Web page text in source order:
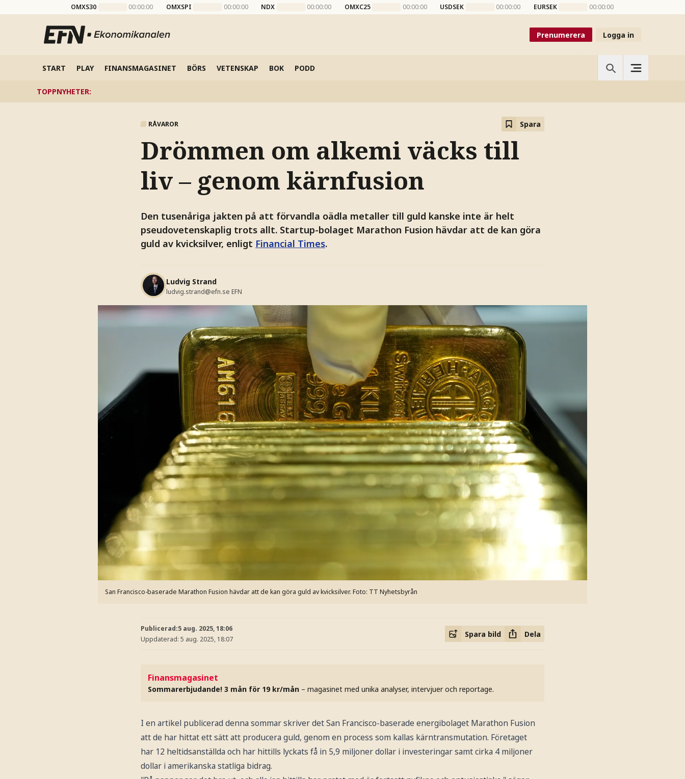
OMXS30 00:00:00 OMXSPI 00:00:00 NDX 00:00:00 OMXC25 00:00:00 USDSEK 00:00:00 EURSEK 00:00:00
Prenumerera Logga in
START PLAY FINANSMAGASINET BÖRS VETENSKAP BOK PODD
TOPPNYHETER:
RÅVAROR Spara
Drömmen om alkemi väcks till
liv – genom kärnfusion
Den tusenåriga jakten på att förvandla oädla metaller till guld kanske inte är helt
pseudovetenskaplig trots allt. Startup-bolaget Marathon Fusion hävdar att de kan göra
guld av kvicksilver, enligt Financial Times.
Ludvig Strand
ludvig.strand@efn.se EFN
San Francisco-baserade Marathon Fusion hävdar att de kan göra guld av kvicksilver. Foto: TT Nyhetsbyrån
Publicerad:5 aug. 2025, 18:06
Uppdaterad: 5 aug. 2025, 18:07
Spara bild Dela
Finansmagasinet
Sommarerbjudande! 3 mån för 19 kr/mån – magasinet med unika analyser, intervjuer och reportage.
I en artikel publicerad denna sommar skriver det San Francisco-baserade energibolaget Marathon Fusion
att de har hittat ett sätt att producera guld, genom en process som kallas kärntransmutation. Företaget
har 12 heltidsanställda och har hittills lyckats få in 5,9 miljoner dollar i investeringar samt cirka 4 miljoner
dollar i amerikanska statliga bidrag.